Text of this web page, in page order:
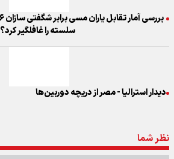
سلسته را غافلگیر کرد؟
دیدار استرالیا - مصر از دریچه دوربین‌ها
نظر شما